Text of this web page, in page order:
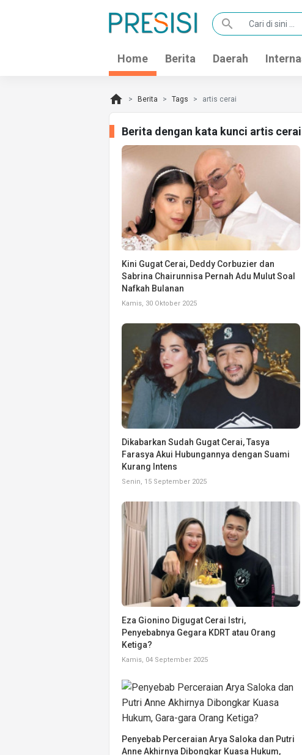
search
Home Berita Daerah
home Berita Tags artis cerai
Berita dengan kata kunci artis cerai
Kini Gugat Cerai, Deddy Corbuzier dan
Sabrina Chairunnisa Pernah Adu Mulut Soal
Nafkah Bulanan
Kamis, 30 Oktober 2025
Dikabarkan Sudah Gugat Cerai, Tasya
Farasya Akui Hubungannya dengan Suami
Kurang Intens
Senin, 15 September 2025
Eza Gionino Digugat Cerai Istri,
Penyebabnya Gegara KDRT atau Orang
Ketiga?
Kamis, 04 September 2025
Penyebab Perceraian Arya Saloka dan Putri
Anne Akhirnya Dibongkar Kuasa Hukum,